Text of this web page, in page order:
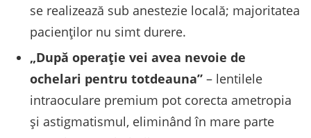
se realizează sub anestezie locală; majoritatea
pacienţilor nu simt durere.
„După operaţie vei avea nevoie de
ochelari pentru totdeauna” – lentilele
intraoculare premium pot corecta ametropia
şi astigmatismul, eliminând în mare parte